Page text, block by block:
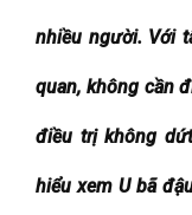
nhiều người. Với
quan, không cần
điều trị không
hiểu xem U bã